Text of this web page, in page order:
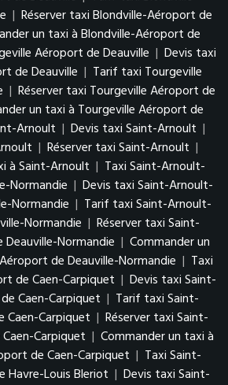
| Réserver taxi Blondville-Aéroport de
un taxi à Blondville-Aéroport de
Aéroport de Deauville | Devis taxi
de Deauville | Tarif taxi Tourgeville
| Réserver taxi Tourgeville Aéroport de
un taxi à Tourgeville Aéroport de
Arnoult | Devis taxi Saint-Arnoult |
| Réserver taxi Saint-Arnoult |
à Saint-Arnoult | Taxi Saint-Arnoult-
Normandie | Devis taxi Saint-Arnoult-
Normandie | Tarif taxi Saint-Arnoult-
Normandie | Réserver taxi Saint-
Normandie | Commander un
de Deauville-Normandie | Taxi
de Caen-Carpiquet | Devis taxi Saint-
Caen-Carpiquet | Tarif taxi Saint-
Carpiquet | Réserver taxi Saint-
Carpiquet | Commander un taxi à
de Caen-Carpiquet | Taxi Saint-
Havre-Louis Bleriot | Devis taxi Saint-